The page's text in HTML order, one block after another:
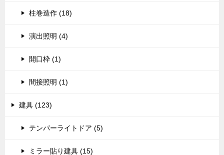
柱巻造作 (18)
演出照明 (4)
開口枠 (1)
間接照明 (1)
建具 (123)
テンパーライトドア (5)
ミラー貼り建具 (15)